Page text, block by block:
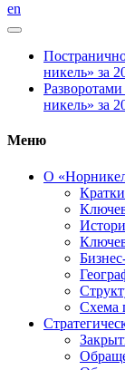
en
никель» за
Разворотами
никель» за
Меню
О
Схема